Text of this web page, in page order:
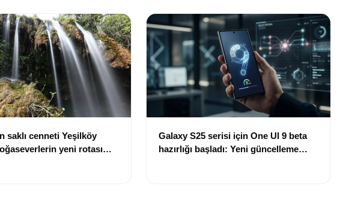
saklı cenneti Yeşilköy
yeni rotası
Galaxy S25 serisi için One UI 9 beta
hazırlığı başladı: Yeni güncelleme